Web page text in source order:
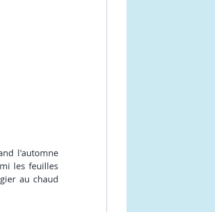
l'automne
les feuilles
au chaud